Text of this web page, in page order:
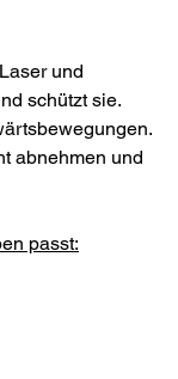
und
schützt sie.
abnehmen und
passt: